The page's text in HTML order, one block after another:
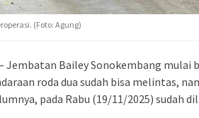
(Foto: Agung)
Jembatan Bailey Sonokembang mulai
roda dua sudah bisa melintas,
pada Rabu (19/11/2025) sudah